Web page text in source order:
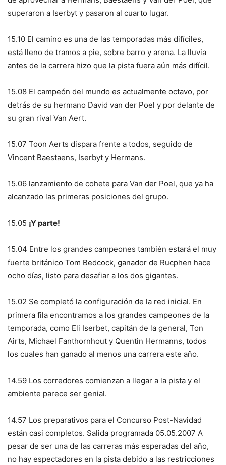
superaron a Iserbyt y pasaron al cuarto lugar.
15.10 El camino es una de las temporadas más difíciles,
está lleno de tramos a pie, sobre barro y arena. La lluvia
antes de la carrera hizo que la pista fuera aún más difícil.
15.08 El campeón del mundo es actualmente octavo, por
detrás de su hermano David van der Poel y por delante de
su gran rival Van Aert.
15.07 Toon Aerts dispara frente a todos, seguido de
Vincent Baestaens, Iserbyt y Hermans.
15.06 lanzamiento de cohete para Van der Poel, que ya ha
alcanzado las primeras posiciones del grupo.
15.05 ¡Y parte!
15.04 Entre los grandes campeones también estará el muy
fuerte británico Tom Bedcock, ganador de Rucphen hace
ocho días, listo para desafiar a los dos gigantes.
15.02 Se completó la configuración de la red inicial. En
primera fila encontramos a los grandes campeones de la
temporada, como Eli Iserbet, capitán de la general, Ton
Airts, Michael Fanthornhout y Quentin Hermanns, todos
los cuales han ganado al menos una carrera este año.
14.59 Los corredores comienzan a llegar a la pista y el
ambiente parece ser genial.
14.57 Los preparativos para el Concurso Post-Navidad
están casi completos. Salida programada 05.05.2007 A
pesar de ser una de las carreras más esperadas del año,
no hay espectadores en la pista debido a las restricciones